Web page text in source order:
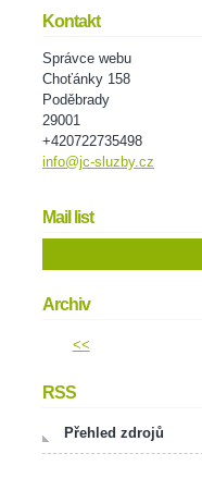
Kontakt
Správce webu
Choťánky 158
Poděbrady
29001
+420722735498
info@jc-sluzby.cz
Mail list
Archiv
<<
RSS
Přehled zdrojů